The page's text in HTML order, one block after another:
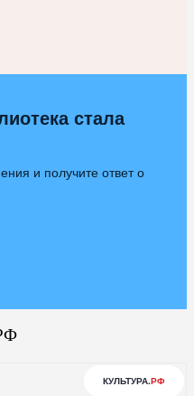
стала
и получите ответ о